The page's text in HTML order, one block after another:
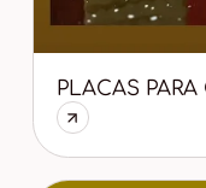
PLACAS